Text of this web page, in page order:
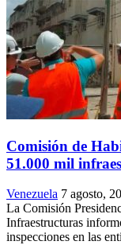
Comisión de
51.000 mil
Venezuela 7 agosto,
La Comisión
Infraestructuras
inspecciones en las